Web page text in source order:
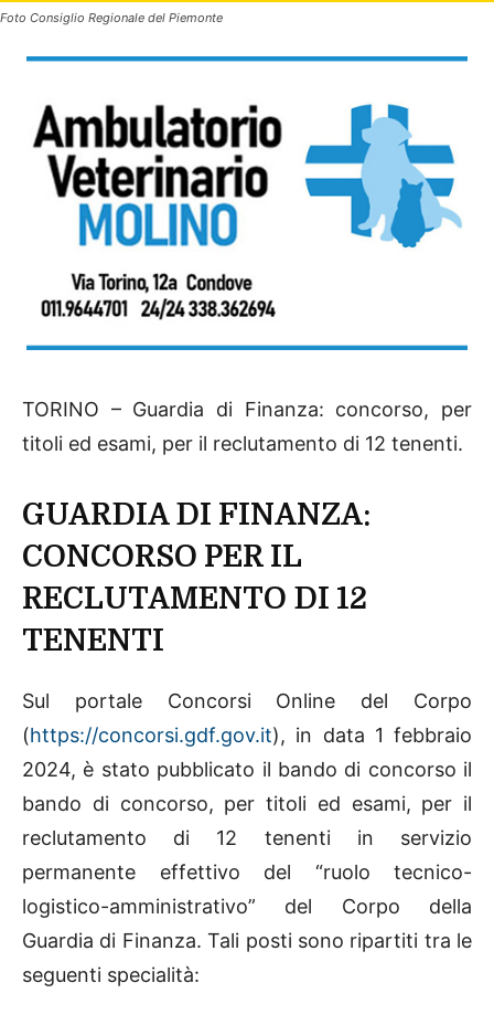
Foto Consiglio Regionale del Piemonte
TORINO – Guardia di Finanza: concorso, per
titoli ed esami, per il reclutamento di 12 tenenti.
GUARDIA DI FINANZA:
CONCORSO PER IL
RECLUTAMENTO DI 12
TENENTI
Sul portale Concorsi Online del Corpo
(https://concorsi.gdf.gov.it), in data 1 febbraio
2024, è stato pubblicato il bando di concorso il
bando di concorso, per titoli ed esami, per il
reclutamento di 12 tenenti in servizio
permanente effettivo del “ruolo tecnico-
logistico-amministrativo” del Corpo della
Guardia di Finanza. Tali posti sono ripartiti tra le
seguenti specialità: